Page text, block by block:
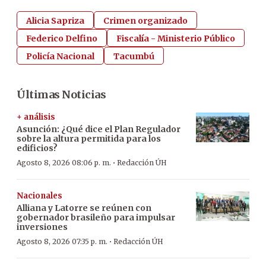
Alicia Sapriza
Crimen organizado
Federico Delfino
Fiscalía - Ministerio Público
Policía Nacional
Tacumbú
Últimas Noticias
+ análisis
Asunción: ¿Qué dice el Plan Regulador
sobre la altura permitida para los
edificios?
Agosto 8, 2026 08:06 p. m. · Redacción ÚH
Nacionales
Alliana y Latorre se reúnen con
gobernador brasileño para impulsar
inversiones
Agosto 8, 2026 07:35 p. m. · Redacción ÚH